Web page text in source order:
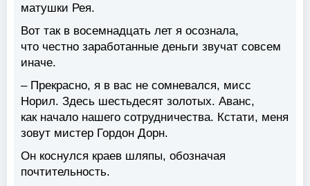
матушки Рея.
Вот так в восемнадцать лет я осознала,
что честно заработанные деньги звучат совсем
иначе.
– Прекрасно, я в вас не сомневался, мисс
Норил. Здесь шестьдесят золотых. Аванс,
как начало нашего сотрудничества. Кстати, меня
зовут мистер Гордон Дорн.
Он коснулся краев шляпы, обозначая
почтительность.